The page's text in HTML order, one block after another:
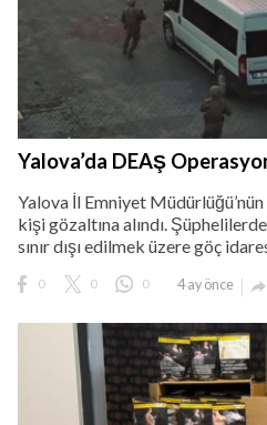
Yalova’da DEAŞ
Yalova İl Emniyet
kişi gözaltına alındı.
sınır dışı edilmek üzere göç
0 0 0 4 ay önce 